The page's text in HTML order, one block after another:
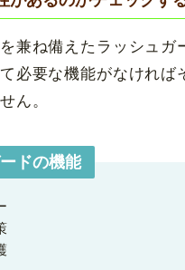
兼ね備えたラッシュガ
必要な機能がなければ
ん。
ドの機能